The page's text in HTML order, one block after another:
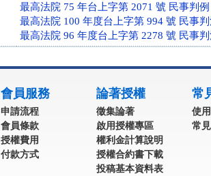
最高法院 75 年台上字第 2071 號 民事判例
最高法院 100 年度台上字第 994 號 民事
最高法院 96 年度台上字第 2278 號 民事
會員服務
申請流程
會員條款
授權費用
付款方式
論著授權
徵集論著
啟用授權專區
權利金計算說明
授權合約書下載
投稿基本資料表
常
使
常